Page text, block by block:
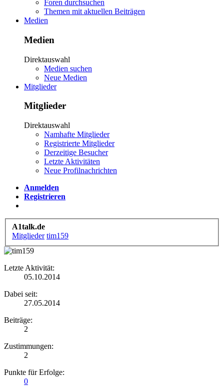
Foren durchsuchen
Themen mit aktuellen Beiträgen
Medien
Medien
Direktauswahl
Medien suchen
Neue Medien
Mitglieder
Mitglieder
Direktauswahl
Namhafte Mitglieder
Registrierte Mitglieder
Derzeitige Besucher
Letzte Aktivitäten
Neue Profilnachrichten
Anmelden
Registrieren
A1talk.de
Mitglieder tim159
Letzte Aktivität:
05.10.2014
Dabei seit:
27.05.2014
Beiträge:
2
Zustimmungen:
2
Punkte für Erfolge:
0